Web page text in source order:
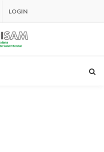
LOGIN